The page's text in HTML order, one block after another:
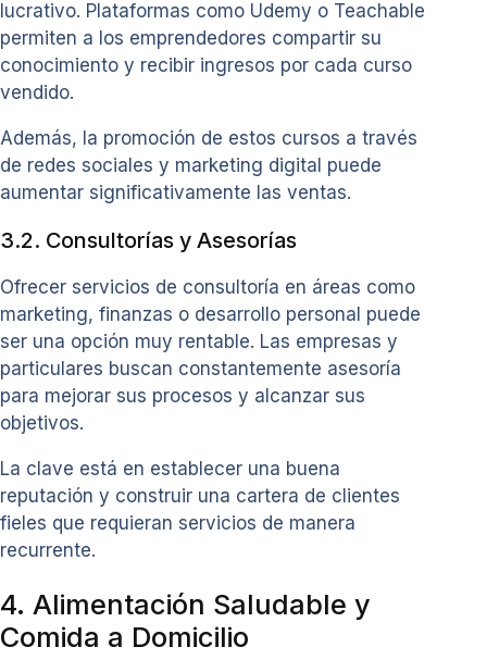
lucrativo. Plataformas como Udemy o Teachable
permiten a los emprendedores compartir su
conocimiento y recibir ingresos por cada curso
vendido.
Además, la promoción de estos cursos a través
de redes sociales y marketing digital puede
aumentar significativamente las ventas.
3.2. Consultorías y Asesorías
Ofrecer servicios de consultoría en áreas como
marketing, finanzas o desarrollo personal puede
ser una opción muy rentable. Las empresas y
particulares buscan constantemente asesoría
para mejorar sus procesos y alcanzar sus
objetivos.
La clave está en establecer una buena
reputación y construir una cartera de clientes
fieles que requieran servicios de manera
recurrente.
4. Alimentación Saludable y
Comida a Domicilio